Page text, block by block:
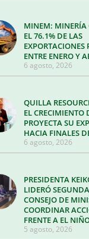
MINEM: MINERÍA
EL 76.1% DE LAS
EXPORTACIONES
ENTRE ENERO Y
6 agosto, 2026
QUILLA
EL CRECIMIENTO
PROYECTA SU
HACIA FINALES
6 agosto, 2026
PRESIDENTA
LIDERÓ
CONSEJO DE
COORDINAR
FRENTE A EL
5 agosto, 2026